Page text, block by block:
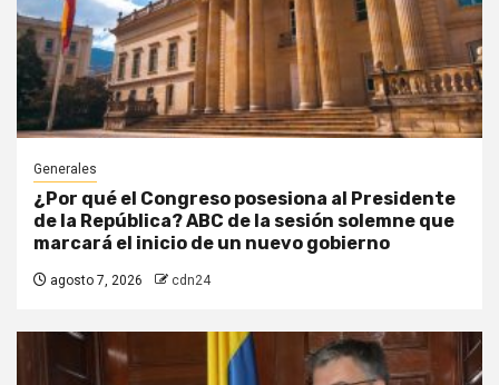
Generales
¿Por qué el Congreso posesiona al Presidente
de la República? ABC de la sesión solemne que
marcará el inicio de un nuevo gobierno
agosto 7, 2026 cdn24